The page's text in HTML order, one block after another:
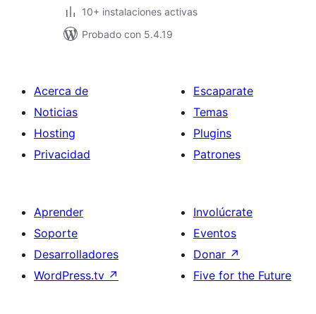
10+ instalaciones activas
Probado con 5.4.19
Acerca de
Noticias
Hosting
Privacidad
Escaparate
Temas
Plugins
Patrones
Aprender
Soporte
Desarrolladores
WordPress.tv ↗
Involúcrate
Eventos
Donar ↗
Five for the Future